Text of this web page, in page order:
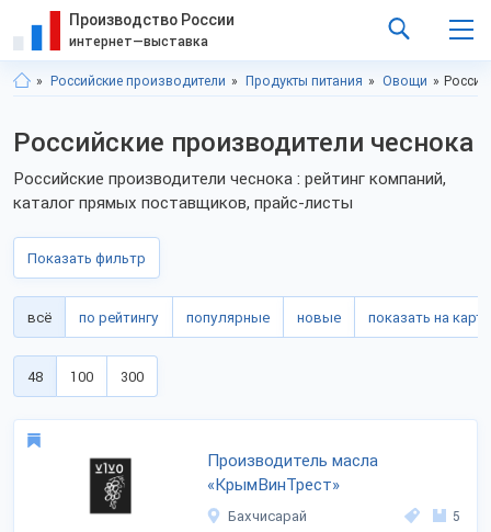
Производство России
интернет—выставка
Российские производители Продукты питания Овощи
Российские производители чеснока
Российские производители чеснока : рейтинг компаний,
каталог прямых поставщиков, прайс-листы
Показать фильтр
всё по рейтингу популярные новые показать на карте
48 100 300
Производитель масла
«КрымВинТрест»
Бахчисарай 5